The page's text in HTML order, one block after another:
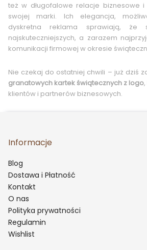
też w długofalowe relacje biznesowe i
swojej marki. Ich elegancja,
dyskretna reklama sprawiają,
najskuteczniejszych, a zarazem
komunikacji firmowej w okresie
Nie czekaj do ostatniej chwili – już dziś
granatowych kartek świątecznych z logo
klientów i partnerów biznesowych.
Informacje
Blog
Dostawa i Płatność
Kontakt
O nas
Polityka prywatności
Regulamin
Wishlist